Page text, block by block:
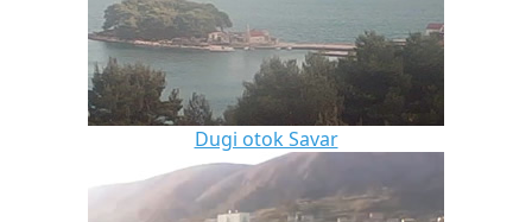
Dugi otok Savar